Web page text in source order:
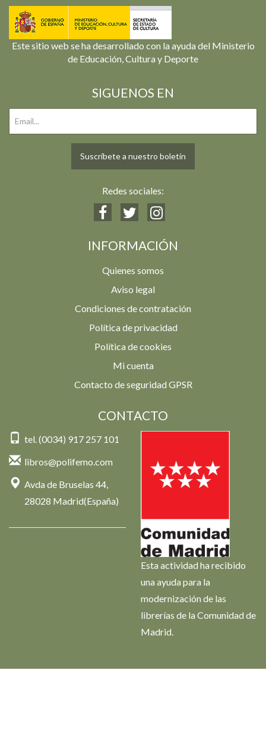
Este sitio web se ha desarrollado con la ayuda del Ministerio
de Educación, Cultura y Deporte
SIGUENOS EN
Suscríbete a nuestro boletín
Redes sociales:
INFORMACIÓN
Quienes somos
Aviso legal
Condiciones de contratación
Política de privacidad
Política de cookies
Mi cuenta
Contacto de seguridad GPSR
CONTACTO
tel. (0034) 917 257 101
libros@polifemo.com
Avda de Bruselas 44,
28028 Madrid(España)
Esta actividad ha recibido
una ayuda para la
modernización de las
librerías de la Comunidad de
Madrid.